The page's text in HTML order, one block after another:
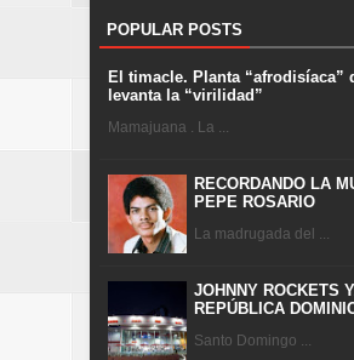
POPULAR POSTS
El timacle. Planta “afrodisíaca”
levanta la “virilidad”
Mamajuana . La ...
RECORDANDO LA
PEPE ROSARIO
La madrugada del ...
JOHNNY ROCKETS
REPÚBLICA
Santo Domingo ...